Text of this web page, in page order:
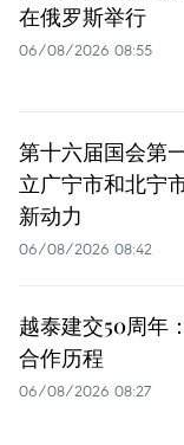
在俄罗斯举行
06/08/2026 08:55
第十六届国会第
立广宁市和北宁
新动力
06/08/2026 08:42
越泰建交50周年
合作历程
06/08/2026 08:27